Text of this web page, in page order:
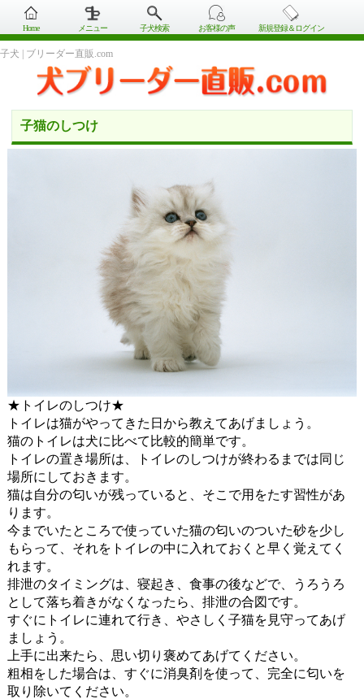
Home メニュー 子犬検索 お客様の声 新規登録＆ログイン
子犬 | ブリーダー直販.com
子猫のしつけ
★トイレのしつけ★
トイレは猫がやってきた日から教えてあげましょう。
猫のトイレは犬に比べて比較的簡単です。
トイレの置き場所は、トイレのしつけが終わるまでは同じ
場所にしておきます。
猫は自分の匂いが残っていると、そこで用をたす習性があ
ります。
今までいたところで使っていた猫の匂いのついた砂を少し
もらって、それをトイレの中に入れておくと早く覚えてく
れます。
排泄のタイミングは、寝起き、食事の後などで、うろうろ
として落ち着きがなくなったら、排泄の合図です。
すぐにトイレに連れて行き、やさしく子猫を見守ってあげ
ましょう。
上手に出来たら、思い切り褒めてあげてください。
粗相をした場合は、すぐに消臭剤を使って、完全に匂いを
取り除いてください。